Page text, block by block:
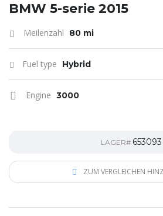
BMW 5-serie 2015
Meilenzahl 80 mi
Fuel type Hybrid
Engine 3000
LAGER# 653093
ZUM VERGLEICHEN